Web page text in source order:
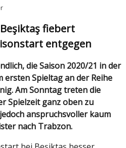
fiebert
entgegen
ersten Spieltag an der Reihe
Am Sonntag treten die
Spielzeit ganz oben zu
anspruchsvoller kaum
nach Trabzon.